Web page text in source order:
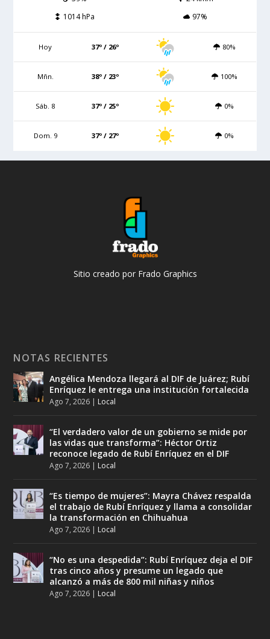
1014 hPa
97%
Hoy 37º / 26º 80%
Mñn. 38º / 23º 100%
Sáb. 8 37º / 25º 0%
Dom. 9 37º / 27º 0%
Sitio creado por Frado Graphics
NOTAS RECIENTES
Angélica Mendoza llegará al DIF de Juárez; Rubí
Enríquez le entrega una institución fortalecida
Ago 7, 2026 | Local
“El verdadero valor de un gobierno se mide por
las vidas que transforma”: Héctor Ortiz
reconoce legado de Rubí Enríquez en el DIF
Ago 7, 2026 | Local
“Es tiempo de mujeres”: Mayra Chávez respalda
el trabajo de Rubí Enríquez y llama a consolidar
la transformación en Chihuahua
Ago 7, 2026 | Local
“No es una despedida”: Rubí Enríquez deja el DIF
tras cinco años y presume un legado que
alcanzó a más de 800 mil niñas y niños
Ago 7, 2026 | Local